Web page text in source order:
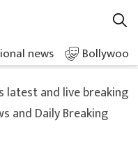
news Bollywood
latest and live breaking
and Daily Breaking